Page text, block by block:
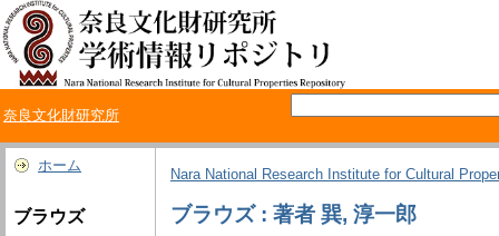
奈良文化財研究所
ホーム
ブラウズ
Nara National Research Institute for Cultural
ブラウズ : 著者 巽, 淳一郎